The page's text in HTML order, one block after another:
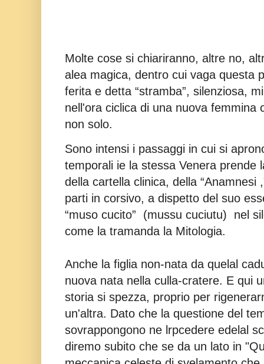
Molte cose si chiariranno, altre no,
alea magica, dentro cui vaga questa
ferita e detta “stramba”, silenziosa,
nell'ora ciclica di una nuova femmina
non solo.
Sono intensi i passaggi in cui si
temporali ie la stessa Venera prende
della cartella clinica, della “Anamnesi
parti in corsivo, a dispetto del suo
“muso cucito”
(mussu cuciutu)
nel
come la tramanda la Mitologia.
Anche la figlia non-nata da quelal
nuova nata nella culla-cratere. E qui
storia si spezza, proprio per
un'altra. Dato che la questione del
sovrappongono ne lrpcedere edelal
diremo subito che se da un lato in